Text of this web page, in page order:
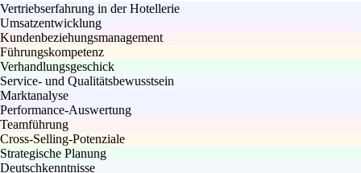
Vertriebserfahrung in der Hotellerie
Umsatzentwicklung
Kundenbeziehungsmanagement
Führungskompetenz
Verhandlungsgeschick
Service- und Qualitätsbewusstsein
Marktanalyse
Performance-Auswertung
Teamführung
Cross-Selling-Potenziale
Strategische Planung
Deutschkenntnisse